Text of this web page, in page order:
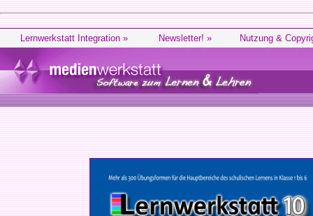
Lernwerkstatt Integration » Newsletter! » Nutzung &